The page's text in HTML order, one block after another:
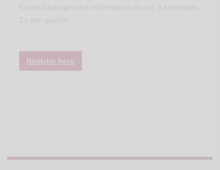
Current background information on our 6 strategies.
1x per quarter.
Register here